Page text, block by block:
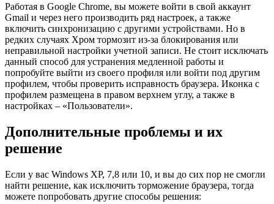
Работая в Google Chrome, вы можете войти в свой аккаунт
Gmail и через него производить ряд настроек, а также
включить синхронизацию с другими устройствами. Но в
редких случаях Хром тормозит из-за блокирования или
неправильной настройки учетной записи. Не стоит исключать
данный способ для устранения медленной работы и
попробуйте выйти из своего профиля или войти под другим
профилем, чтобы проверить исправность браузера. Иконка с
профилем размещена в правом верхнем углу, а также в
настройках – «Пользователи».
Дополнительные проблемы и их
решение
Если у вас Windows XP, 7,8 или 10, и вы до сих пор не смогли
найти решение, как исключить торможение браузера, тогда
можете попробовать другие способы решения: